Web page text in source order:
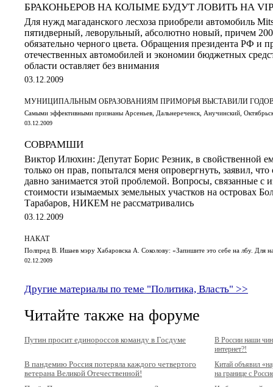
БРАКОНЬЕРОВ НА КОЛЫМЕ БУДУТ ЛОВИТЬ НА
Для нужд магаданского лесхоза приобрели автомобиль
пятидверный, леворульный, абсолютно новый, причем
обязательно черного цвета. Обращения президента РФ и
отечественных автомобилей и экономии бюджетных
области оставляет без внимания
03.12.2009
МУНИЦИПАЛЬНЫМ ОБРАЗОВАНИЯМ ПРИМОРЬЯ ВЫСТАВИЛИ
Самыми эффективными признаны Арсеньев, Дальнереченск, Анучинский,
03.12.2009
СОВРАМШИ
Виктор Илюхин: Депутат Борис Резник, в свойственной
только он прав, попытался меня опровергнуть, заявил, что
давно занимается этой проблемой. Вопросы, связанные с
стоимости изымаемых земельных участков на островах
Тарабаров, НИКЕМ не рассматривались
03.12.2009
НАКАТ
Полпред В. Ишаев мэру Хабаровска А. Соколову: «Запишите это себе на лбу. Для
02.12.2009
Другие материалы по теме "Политика, Власть" >>
Читайте также на форуме
Путин просит единороссов команду в Госдуме
В России наши
интернет?!
В пандемию Россия потеряла каждого четвертого
ветерана Великой Отечественной!
Китай объявил
на границе с